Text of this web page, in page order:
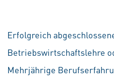
Erfolgreich
Betriebswirtschaftslehre
Mehrjährige